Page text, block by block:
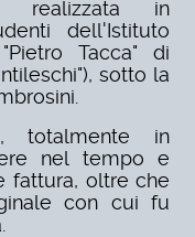
realizzata in
dell'Istituto
Tacca" di
sotto la
totalmente in
nel tempo e
fattura, oltre che
con cui fu